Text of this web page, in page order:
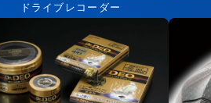
ドライブレコーダー